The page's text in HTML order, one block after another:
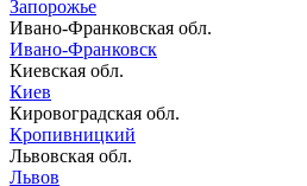
Запорожье
Ивано-Франковская обл.
Ивано-Франковск
Киевская обл.
Киев
Кировоградская обл.
Кропивницкий
Львовская обл.
Львов